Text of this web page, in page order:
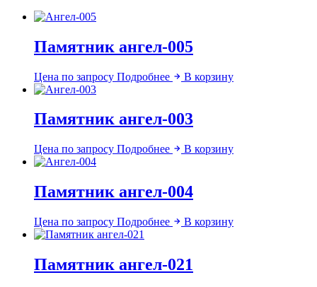
Памятник ангел-005
Цена по запросу Подробнее В корзину
Памятник ангел-003
Цена по запросу Подробнее В корзину
Памятник ангел-004
Цена по запросу Подробнее В корзину
Памятник ангел-021